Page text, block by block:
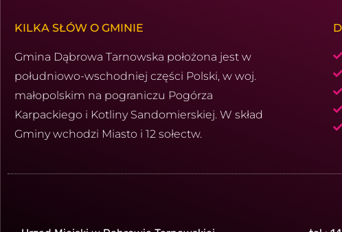
KILKA SŁÓW O GMINIE
Gmina Dąbrowa Tarnowska położona jest w
południowo-wschod­niej części Polski, w woj.
małopolskim na pograniczu Pogórza
Karpackiego i Kotliny Sandomierskiej. W skład
Gminy wchodzi Miasto i 12 sołectw.